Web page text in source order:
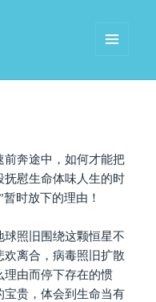
前奔途中，如何才能把
抚慰生命体味人生的时
时放下的理由！
照旧围绕这颗恒星不
欢离合，病毒照旧扩散
理由而停下存在的惯
宝贵，体会到生命当有